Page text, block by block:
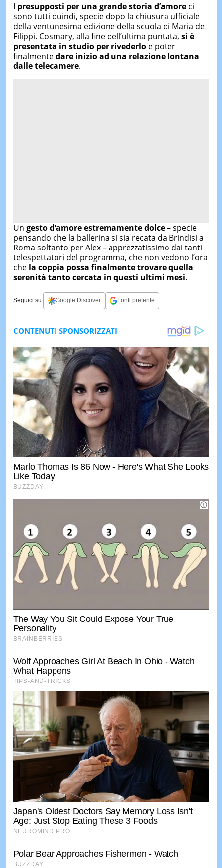
I presupposti per una grande storia d’amoreci
sono tutti quindi, specie dopo la chiusura ufficiale
della ventunesima edizione della scuola di Maria de
Filippi. Cosmary, alla fine dell’ultima puntata, si è
presentata in studio per rivederloe poter
finalmentedare inizio ad una relazione lontana
dalle telecamere.
Un gesto d’amore estremamente dolce– specie
pensando che la ballerina si sia recata da Brindisi a
Roma soltanto per Alex – apprezzatissimo dai tanti
telespettatori del programma, che non vedono l’ora
che la coppia possa finalmente trovare quella
serenità tanto cercata in questi ultimi mesi.
Seguici su: Google Discover Fonti preferite